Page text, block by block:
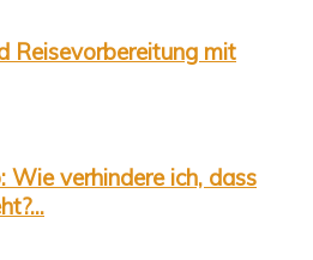
Reisevorbereitung mit
Wie verhindere ich, dass